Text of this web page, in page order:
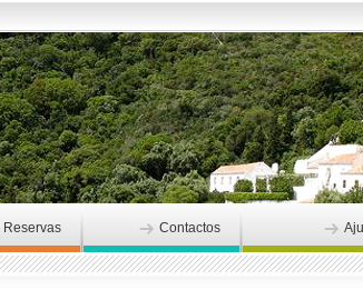
Reservas Contactos